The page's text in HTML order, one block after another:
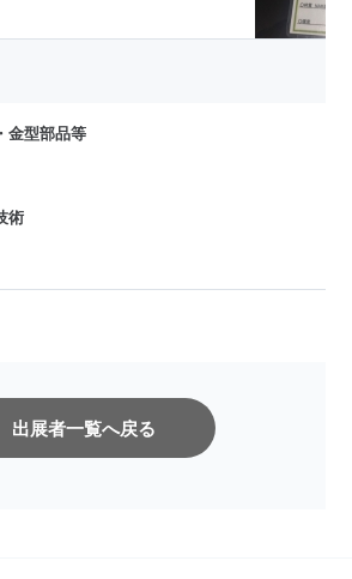
金型部品等
術